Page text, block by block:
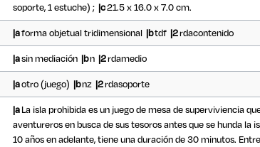
soporte, 1 estuche) ; |c21.5 x 16.0 x 7.0 cm.
|aforma objetual tridimensional |btdf |2rdacontenido
|asin mediación |bn |2rdamedio
|aotro (juego) |bnz |2rdasoporte
|aLa isla prohibida es un juego de mesa de superviviencia
aventureros en busca de sus tesoros antes que se hunda la
10 años en adelante, tiene una duración de 30 minutos.